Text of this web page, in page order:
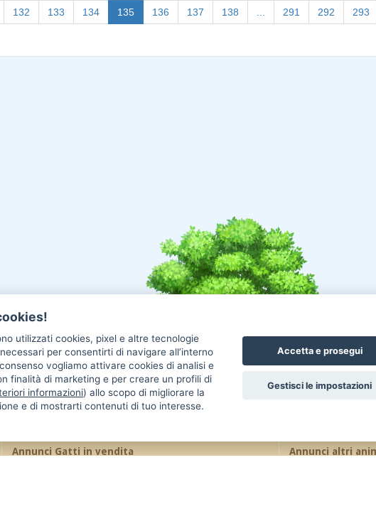
132 133 134 135(current)
136 137 138 291 292 293
Annunci Gatti in vendita Annunci altri
utilizzati cookies, pixel e altre tecnologie
per consentirti di navigare all’interno
vogliamo attivare cookies di analisi e
finalità di marketing e per creare un profili di
informazioni) allo scopo di migliorare la
e di mostrarti contenuti di tuo interesse.
Accetta e prosegui
Gestisci le impostazioni